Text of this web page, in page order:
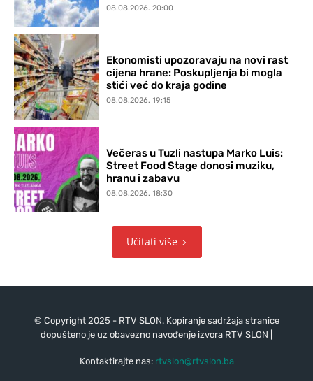
08.08.2026. 20:00
Ekonomisti upozoravaju na novi rast
cijena hrane: Poskupljenja bi mogla
stići već do kraja godine
08.08.2026. 19:15
Večeras u Tuzli nastupa Marko Luis:
Street Food Stage donosi muziku,
hranu i zabavu
08.08.2026. 18:30
Učitati više
© Copyright 2025 - RTV SLON. Kopiranje sadržaja stranice
dopušteno je uz obavezno navođenje izvora RTV SLON |
Kontaktirajte nas: rtvslon@rtvslon.ba